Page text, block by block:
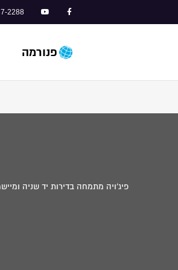
2288
פנורמה
פיג'ויה מתמחה בדירות יד שניה